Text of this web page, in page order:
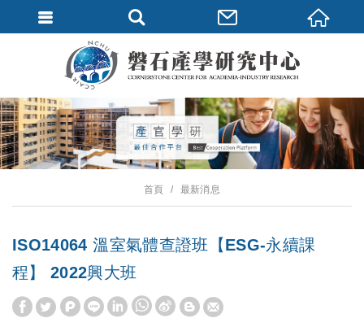
首頁 最新消息
ISO14064 溫室氣體查證班【ESG-永續課
程】 2022興大班